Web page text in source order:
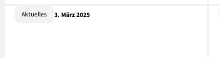
Aktuelles 3. März 2025